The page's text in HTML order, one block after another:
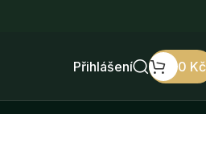
Přihlášení 0 Kč